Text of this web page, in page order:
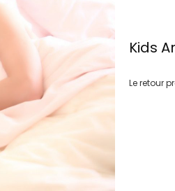
Kids
Le retour